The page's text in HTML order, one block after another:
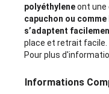
polyéthyleneont une
capuchon ou comme
s’adaptent
place et retrait facile.
Pour plus
Informations